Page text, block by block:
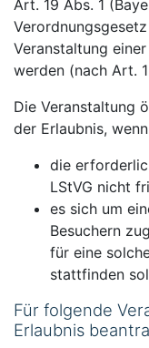
Art. 19 Abs. 1
Veranstaltung
werden (nach Art.
Die Veranstaltung
der Erlaubnis, wenn
die
LStVG nicht
es sich um
Besuchern
für eine
stattfinden
Für folgende
Erlaubnis